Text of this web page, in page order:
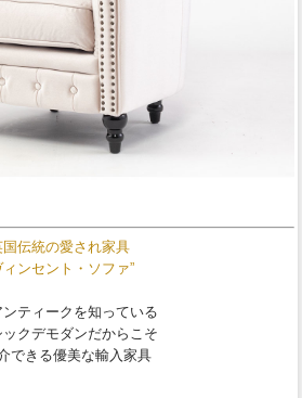
国伝統の愛され家具
ィンセント・ソファ”
ティークを知っている
ックデモダンだからこそ
できる優美な輸入家具